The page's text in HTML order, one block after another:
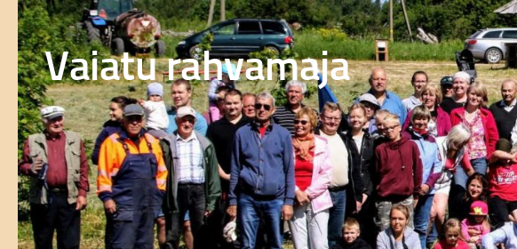
Skip to content
Vaiatu rahvamaja